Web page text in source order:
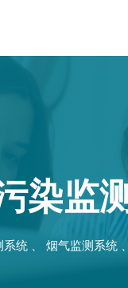
染监
统 、 烟气监测系统